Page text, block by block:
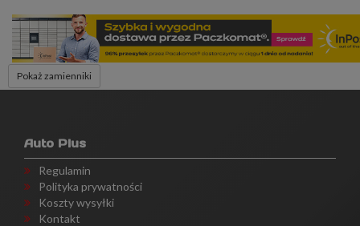
Pokaż zamienniki
Auto Plus
Regulamin
Polityka prywatności
Koszty wysyłki
Kontakt